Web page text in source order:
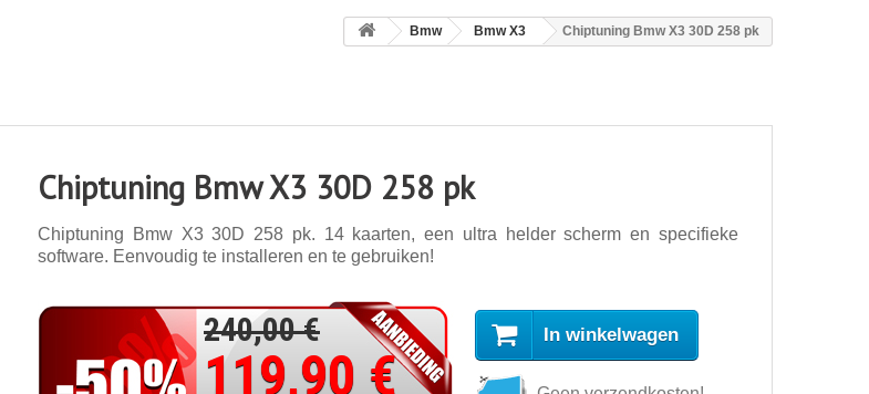
Bmw Bmw X3 Chiptuning Bmw X3 30D 258 pk
Chiptuning Bmw X3 30D 258 pk
Chiptuning Bmw X3 30D 258 pk. 14 kaarten, een ultra helder scherm en specifieke
software. Eenvoudig te installeren en te gebruiken!
240,00 €
119,90 €
In winkelwagen